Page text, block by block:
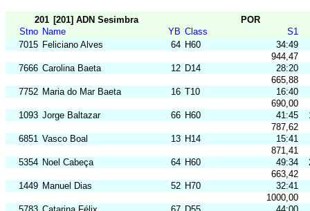
201 [201] ADN Sesimbra
POR
Stno Name YB Class
S1
7015 Feliciano Alves 64 H60
34:49
944,47
7666 Carolina Baeta 12 D14 28:20
665,88
7752 Maria do Mar Baeta 16 T10
16:40
690,00
1093 Jorge Baltazar 66 H60 41:45
787,62
6851 Vasco Boal 13 H14
15:41
871,41
5354 Noel Cabeça 64 H60 49:34
663,42
1449 Manuel Dias 52 H70
32:41
1000,00